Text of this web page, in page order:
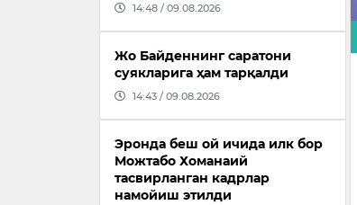
14:48 / 09.08.2026
Жо Байденнинг саратони
суякларига ҳам тарқалди
14:43 / 09.08.2026
Эронда беш ой ичида илк бор
Можтабо Хоманаий
тасвирланган кадрлар
намойиш этилди